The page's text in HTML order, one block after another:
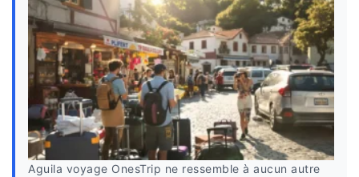
Aguila voyage OnesTrip ne ressemble à aucun autre